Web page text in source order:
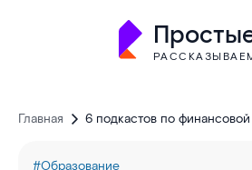
Главная 6 подкастов по
#Образование